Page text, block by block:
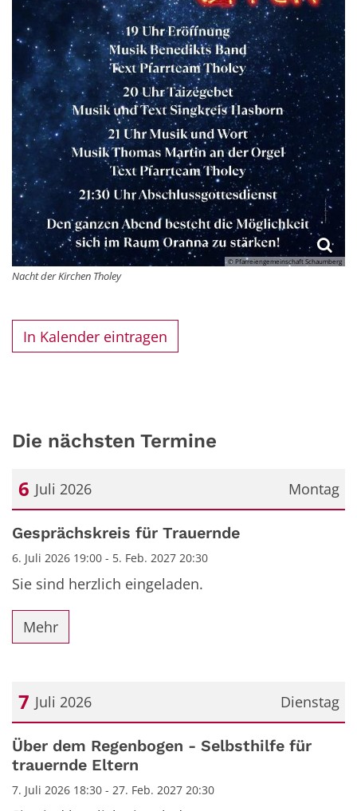
© Pfarreiengemeinschaft Schaumberg
Nacht der Kirchen Tholey
In Kalender eintragen
Die nächsten Termine
Montag
6 Juli 2026
Datum: 6. Juli 2026
Gesprächskreis für Trauernde
6. Juli 2026 19:00 - 5. Feb. 2027 20:30
Sie sind herzlich eingeladen.
Mehr
Dienstag
7 Juli 2026
Datum: 7. Juli 2026
Über dem Regenbogen - Selbsthilfe für
trauernde Eltern
7. Juli 2026 18:30 - 27. Feb. 2027 20:30